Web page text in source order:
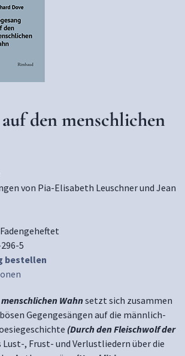
den menschlichen
von Pia-Elisabeth Leuschner und Jean
5
bestellen
Wahn setzt sich zusammen
Gegengesängen auf die männlich-
(Durch den Fleischwolf der
Lust-, Frust- und Verlustliedern über die